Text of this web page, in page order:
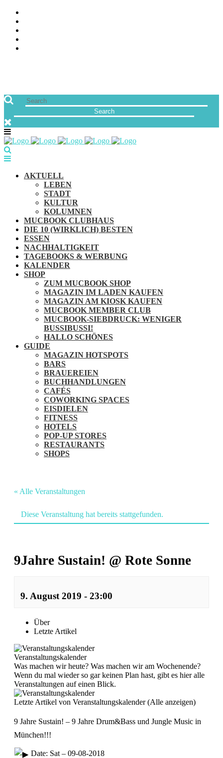
AKTUELL
LEBEN
STADT
KULTUR
KOLUMNEN
MUCBOOK CLUBHAUS
DIE 10 (WIRKLICH) BESTEN
ESSEN
NACHHALTIGKEIT
TAGEBOOKS & WERBUNG
KALENDER
SHOP
ZUM MUCBOOK SHOP
MAGAZIN IM LADEN KAUFEN
MAGAZIN AM KIOSK KAUFEN
MUCBOOK MEMBER CLUB
MUCBOOK-SIEBDRUCK: WENIGER
BUSSIBUSSI!
HALLO SCHÖNES
GUIDE
MAGAZIN HOTSPOTS
BARS
BRAUEREIEN
BUCHHANDLUNGEN
CAFÉS
COWORKING SPACES
EISDIELEN
FITNESS
HOTELS
POP-UP STORES
RESTAURANTS
SHOPS
« Alle Veranstaltungen
Diese Veranstaltung hat bereits stattgefunden.
9Jahre Sustain! @ Rote Sonne
9. August 2019 - 23:00
Veranstaltung
Navigation
Über
Letzte Artikel
Veranstaltungskalender
Was machen wir heute? Was machen wir am Wochenende?
Wenn du mal wieder so gar keinen Plan hast, gibt es hier alle
Veranstaltungen auf einen Blick.
Letzte Artikel von Veranstaltungskalender(Alle anzeigen)
9 Jahre Sustain! – 9 Jahre Drum&Bass und Jungle Music in
München!!!
Date: Sat – 09-08-2018